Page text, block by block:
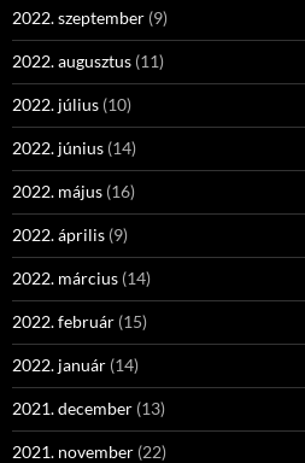
2022. szeptember (9)
2022. augusztus (11)
2022. július (10)
2022. június (14)
2022. május (16)
2022. április (9)
2022. március (14)
2022. február (15)
2022. január (14)
2021. december (13)
2021. november (22)